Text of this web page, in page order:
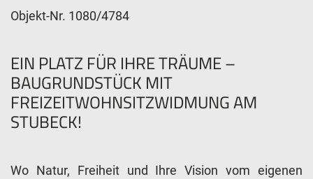
Objekt-Nr. 1080/4784
EIN PLATZ FÜR IHRE TRÄUME –
BAUGRUNDSTÜCK MIT
FREIZEITWOHNSITZWIDMUNG AM
STUBECK!
Wo Natur, Freiheit und Ihre Vision vom eigenen